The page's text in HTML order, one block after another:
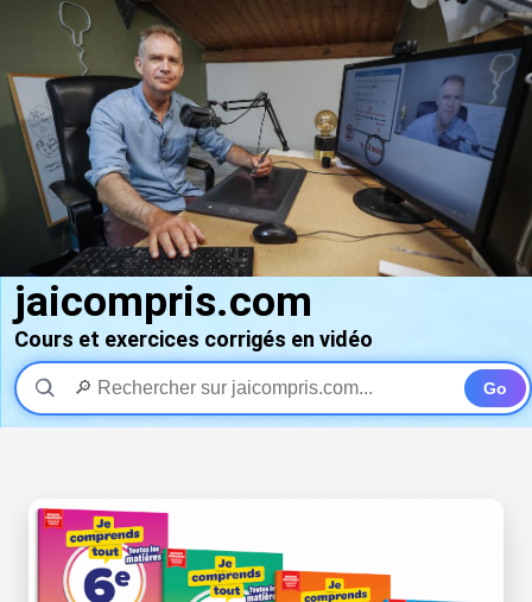
jaicompris.com
Cours et exercices corrigés en vidéo
Go